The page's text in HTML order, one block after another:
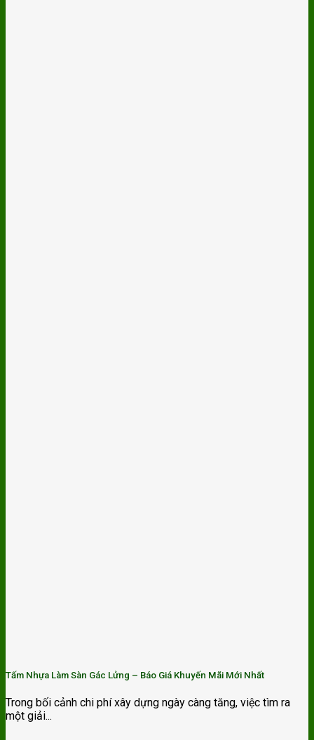
Tấm Nhựa Làm Sàn Gác Lửng – Báo Giá Khuyến Mãi Mới Nhất
Trong bối cảnh chi phí xây dựng ngày càng tăng, việc tìm ra
một giải...